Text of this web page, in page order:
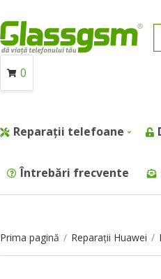
0
Reparații telefoane
Întrebări frecvente
Prima pagină / Reparații Huawei /